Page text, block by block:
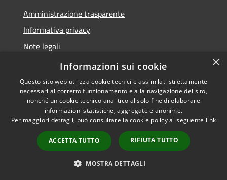
Amministrazione trasparente
Informativa privacy
Note legali
Dichiarazione di accessibilità
Accessibilità
Copyright © 2026 • Comune di
Casorate Primo • Powered by
Municipium•
Accesso
redazione
×
Informazioni sui cookie
Questo sito web utilizza cookie tecnici e assimilati strettamente
necessari al corretto funzionamento e alla navigazione del sito,
nonché un cookie tecnico analitico al solo fine di elaborare
informazioni statistiche, aggregate e anonime.
Per maggiori dettagli, può consultare la cookie policy al seguente link
ACCETTA TUTTO RIFIUTA TUTTO
MOSTRA DETTAGLI